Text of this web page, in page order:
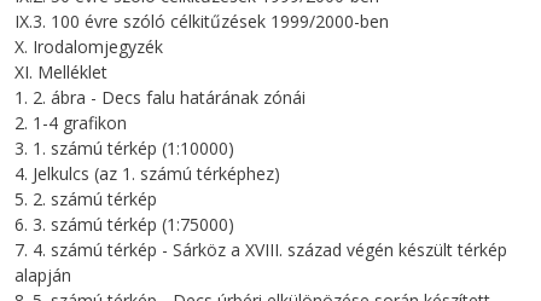
IX.3. 100 évre szóló célkitűzések 1999/2000-ben
X. Irodalomjegyzék
XI. Melléklet
1. 2. ábra - Decs falu határának zónái
2. 1-4 grafikon
3. 1. számú térkép (1:10000)
4. Jelkulcs (az 1. számú térképhez)
5. 2. számú térkép
6. 3. számú térkép (1:75000)
7. 4. számú térkép - Sárköz a XVIII. század végén készült térkép
alapján